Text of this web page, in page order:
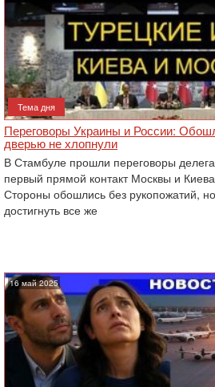
Тема дня
Переговоры Украины и России:
дверью не хлопнули
В Стамбуле прошли переговоры
первый прямой контакт Москвы и
Стороны обошлись без рукопожатий,
достигнуть все же
16 май 2025